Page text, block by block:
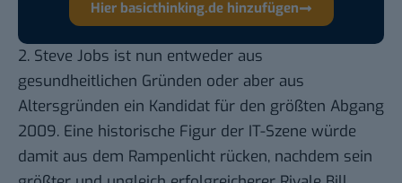
Hier basicthinking.de hinzufügen
2. Steve Jobs ist nun entweder aus
gesundheitlichen Gründen oder aber aus
Altersgründen ein Kandidat für den größten Abgang
2009. Eine historische Figur der IT-Szene würde
damit aus dem Rampenlicht rücken, nachdem sein